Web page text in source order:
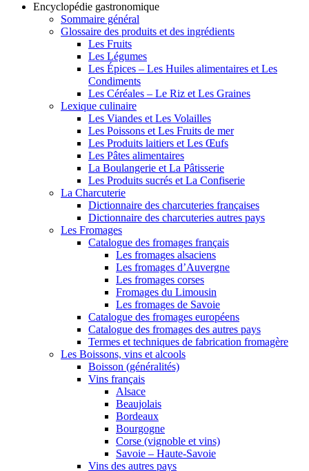
Encyclopédie gastronomique
Sommaire général
Glossaire des produits et des ingrédients
Les Fruits
Les Légumes
Les Épices – Les Huiles alimentaires et Les
Condiments
Les Céréales – Le Riz et Les Graines
Lexique culinaire
Les Viandes et Les Volailles
Les Poissons et Les Fruits de mer
Les Produits laitiers et Les Œufs
Les Pâtes alimentaires
La Boulangerie et La Pâtisserie
Les Produits sucrés et La Confiserie
La Charcuterie
Dictionnaire des charcuteries françaises
Dictionnaire des charcuteries autres pays
Les Fromages
Catalogue des fromages français
Les fromages alsaciens
Les fromages d’Auvergne
Les fromages corses
Fromages du Limousin
Les fromages de Savoie
Catalogue des fromages européens
Catalogue des fromages des autres pays
Termes et techniques de fabrication fromagère
Les Boissons, vins et alcools
Boisson (généralités)
Vins français
Alsace
Beaujolais
Bordeaux
Bourgogne
Corse (vignoble et vins)
Savoie – Haute-Savoie
Vins des autres pays